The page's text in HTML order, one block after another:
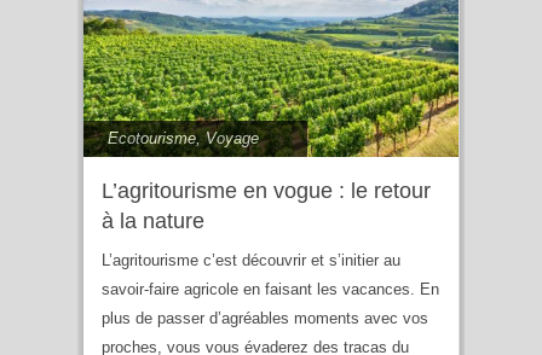
Ecotourisme,Voyage
L’agritourisme en vogue : le retour
à la nature
L’agritourisme c’est découvrir et s’initier au
savoir-faire agricole en faisant les vacances. En
plus de passer d’agréables moments avec vos
proches, vous vous évaderez des tracas du